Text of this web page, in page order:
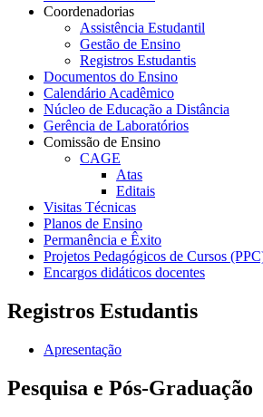
Coordenadorias
Assistência Estudantil
Gestão de Ensino
Registros Estudantis
Documentos do Ensino
Calendário Acadêmico
Núcleo de Educação a Distância
Gerência de Laboratórios
Comissão de Ensino
CAGE
Atas
Editais
Visitas Técnicas
Planos de Ensino
Permanência e Êxito
Projetos Pedagógicos de Cursos
Encargos didáticos docentes
Registros Estudantis
Apresentação
Pesquisa e Pós-Graduação